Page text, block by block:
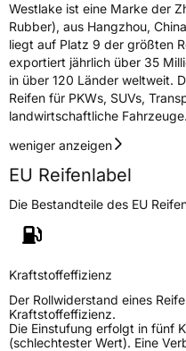
Rollgeräusch (dB)72
FahrzeugklasseC1
3PMSF /
EPREL ID 1379265
Allgemeine
HerstellerkontaktZhongce
Westlake ist eine Marke der
Rubber), aus Hangzhou,
liegt auf Platz 9 der größten
exportiert jährlich über 35
in über 120 Länder weltweit.
Reifen für PKWs, SUVs,
landwirtschaftliche Fahrzeuge.
weniger anzeigen
EU Reifenlabel
Die Bestandteile des EU
Kraftstoffeffizienz
Der Rollwiderstand eines
Kraftstoffeffizienz.
Die Einstufung erfolgt in fünf
(schlechtester Wert). Eine